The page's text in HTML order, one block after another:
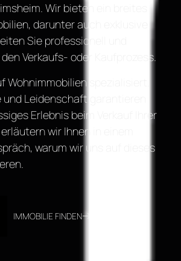
Wir bieten ein breites
darunter auch exklusive
Sie professionell und
Verkaufs- oder Kaufprozess.
Wohnimmobilien spezialisiert.
Leidenschaft garantieren
Erlebnis beim Verkauf Ihrer
wir Ihnen in einem
warum wir uns auf dieses
IMMOBILIE FINDEN